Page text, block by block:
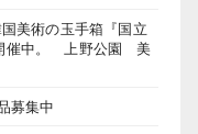
美術の玉手箱『国立
催中。 上野公園 美
募集中